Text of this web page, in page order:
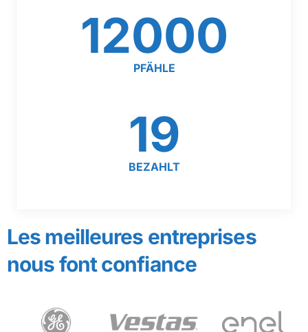
12000
PFÄHLE
19
BEZAHLT
Les meilleures entreprises
nous font confiance